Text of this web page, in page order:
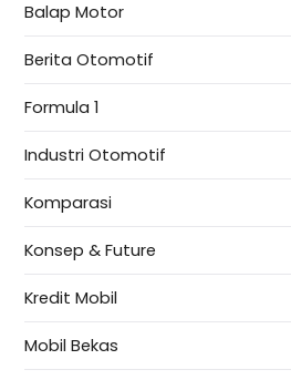
Balap Motor
Berita Otomotif
Formula 1
Industri Otomotif
Komparasi
Konsep & Future
Kredit Mobil
Mobil Bekas